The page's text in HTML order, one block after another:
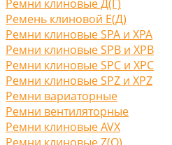
Ремни клиновые Д(Г)
Ремень клиновой Е(Д)
Ремни клиновые SPA и XPA
Ремни клиновые SPB и XPB
Ремни клиновые SPC и XPC
Ремни клиновые SPZ и XPZ
Ремни вариаторные
Ремни вентиляторные
Ремни клиновые AVX